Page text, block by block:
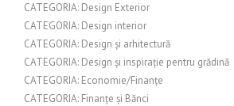
CATEGORIA: Design Exterior
CATEGORIA: Design interior
CATEGORIA: Design și arhitectură
CATEGORIA: Design și inspirație pentru grădină
CATEGORIA: Economie/Finanțe
CATEGORIA: Finanțe și Bănci